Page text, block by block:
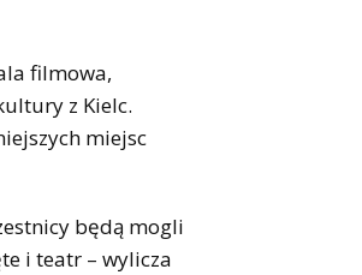
filmowa,
z Kielc.
miejsc
będą mogli
i teatr – wylicza